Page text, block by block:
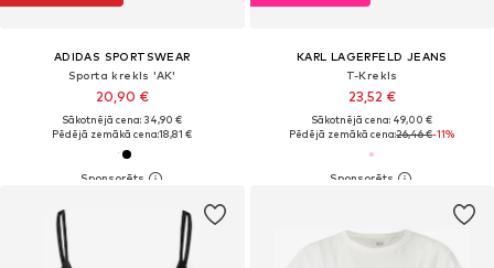
ADIDAS SPORTSWEAR
Sporta krekls 'AK'
20,90 €
Sākotnējā cena: 34,90 €
Pēdējā zemākā cena:18,81 €
KARL LAGERFELD JEANS
T-Krekls
23,52 €
Sākotnējā cena: 49,00 €
Pēdējā zemākā cena:26,46 €-11%